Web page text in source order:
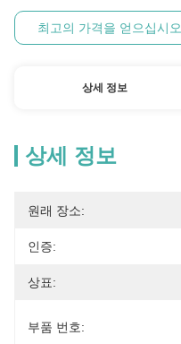
최고의 가격을 얻으십시오
상세 정보
상세 정보
원래 장소:
인증:
상표:
부품 번호: